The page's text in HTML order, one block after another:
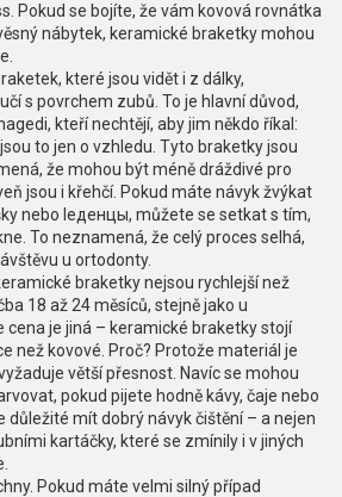
Pokud se bojíte, že vám kovová rovnátka
nábytek, keramické braketky mohou
které jsou vidět i z dálky,
s povrchem zubů. To je hlavní důvod,
kteří nechtějí, aby jim někdo říkal:
to jen o vzhledu. Tyto braketky jsou
že mohou být méně dráždivé pro
jsou i křehčí. Pokud máte návyk žvýkat
nebo lеденцы, můžete se setkat s tím,
To neznamená, že celý proces selhá,
u ortodonty.
braketky nejsou rychlejší než
18 až 24 měsíců, stejně jako u
cena je jiná – keramické braketky stojí
než kovové. Proč? Protože materiál je
větší přesnost. Navíc se mohou
pokud pijete hodně kávy, čaje nebo
důležité mít dobrý návyk čištění – a nejen
kartáčky, které se zmínily i v jiných
Pokud máte velmi silný případ